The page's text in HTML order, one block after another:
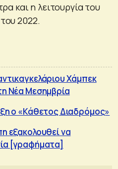
και η λειτουργία του
2022.
Χάμπεκ
Νέα Μεσημβρία
ο «Κάθετος Διαδρόμος»
εξακολουθεί να
[γραφήματα]